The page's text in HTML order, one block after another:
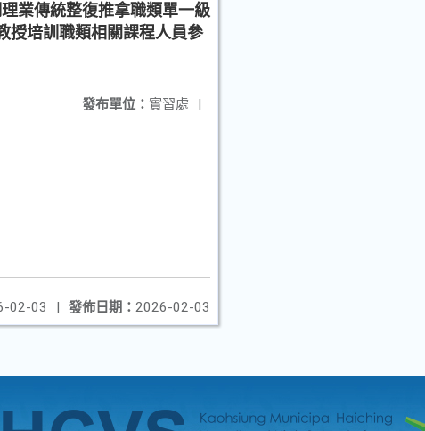
業傳統整復推拿職類單一級
授培訓職類相關課程人員參
發布單位： 實習處 |
發佈日期： 2026-02-03
02-03 |